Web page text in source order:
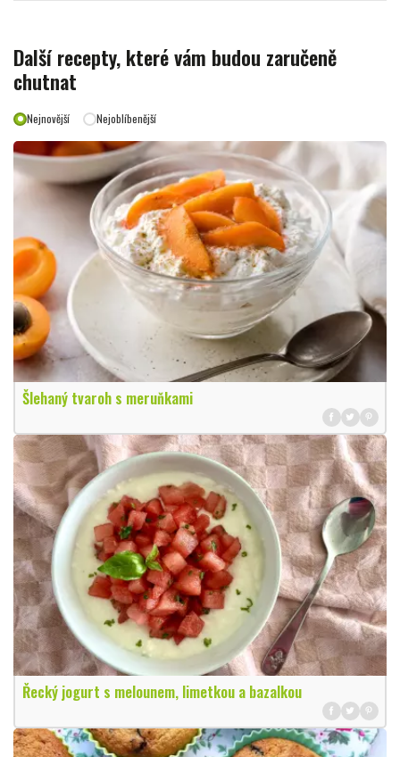
Další recepty, které vám budou zaručeně
chutnat
Nejnovější Nejoblíbenější
Šlehaný tvaroh s meruňkami
Řecký jogurt s melounem, limetkou a bazalkou